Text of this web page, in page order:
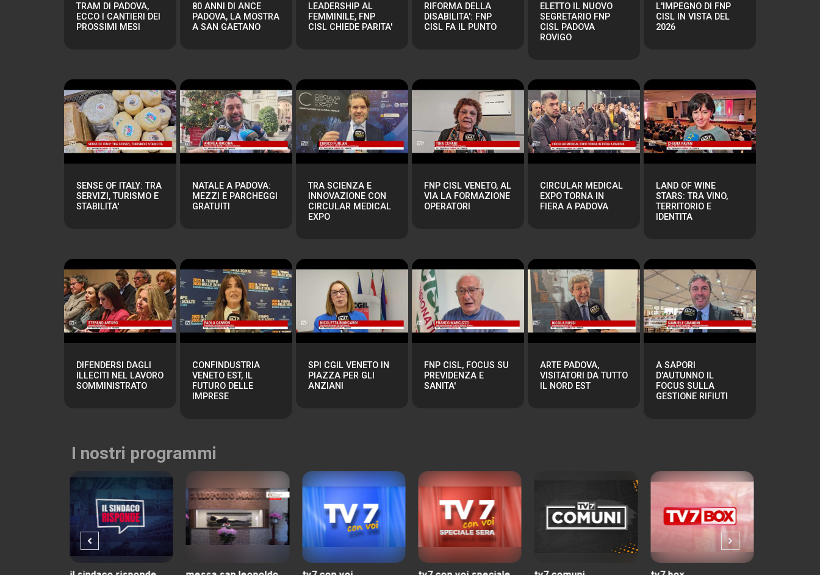
TRAM DI PADOVA,
ECCO I CANTIERI DEI
PROSSIMI MESI
80 ANNI DI ANCE
PADOVA, LA MOSTRA
A SAN GAETANO
LEADERSHIP AL
FEMMINILE, FNP
CISL CHIEDE PARITA'
RIFORMA DELLA
DISABILITA': FNP
CISL FA IL PUNTO
ELETTO IL NUOVO
SEGRETARIO FNP
CISL PADOVA
ROVIGO
L'IMPEGNO DI FNP
CISL IN VISTA DEL
2026
SENSE OF ITALY: TRA
SERVIZI, TURISMO E
STABILITA'
NATALE A PADOVA:
MEZZI E PARCHEGGI
GRATUITI
TRA SCIENZA E
INNOVAZIONE CON
CIRCULAR MEDICAL
EXPO
FNP CISL VENETO, AL
VIA LA FORMAZIONE
OPERATORI
CIRCULAR MEDICAL
EXPO TORNA IN
FIERA A PADOVA
LAND OF WINE
STARS: TRA VINO,
TERRITORIO E
IDENTITA
DIFENDERSI DAGLI
ILLECITI NEL LAVORO
SOMMINISTRATO
CONFINDUSTRIA
VENETO EST, IL
FUTURO DELLE
IMPRESE
SPI CGIL VENETO IN
PIAZZA PER GLI
ANZIANI
FNP CISL, FOCUS SU
PREVIDENZA E
SANITA'
ARTE PADOVA,
VISITATORI DA TUTTO
IL NORD EST
A SAPORI
D'AUTUNNO IL
FOCUS SULLA
GESTIONE RIFIUTI
I nostri programmi